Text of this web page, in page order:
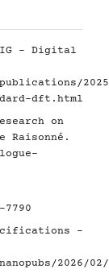
- Digital
2025/
dft.html
on
Raisonné.
-
2026/02/